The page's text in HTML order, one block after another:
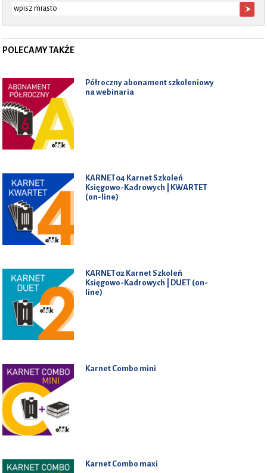
POLECAMY TAKŻE
Półroczny abonament szkoleniowy
na webinaria
KARNET04 Karnet Szkoleń
Księgowo-Kadrowych | KWARTET
(on-line)
KARNET02 Karnet Szkoleń
Księgowo-Kadrowych | DUET (on-
line)
Karnet Combo mini
Karnet Combo maxi